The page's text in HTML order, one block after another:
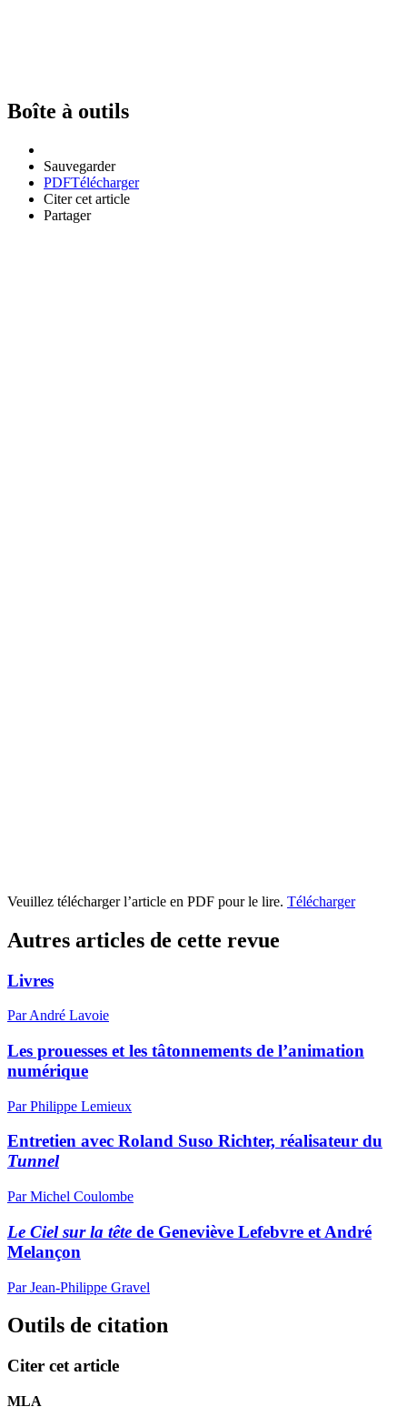
Boîte à outils
Sauvegarder
PDFTélécharger
Citer cet article
Partager
Veuillez télécharger l’article en PDF pour le lire. Télécharger
Autres articles de cette revue
Livres
Par André Lavoie
Les prouesses et les tâtonnements de l’animation
numérique
Par Philippe Lemieux
Entretien avec Roland Suso Richter, réalisateur du
Tunnel
Par Michel Coulombe
Le Ciel sur la tête de Geneviève Lefebvre et André
Melançon
Par Jean-Philippe Gravel
Outils de citation
Citer cet article
MLA